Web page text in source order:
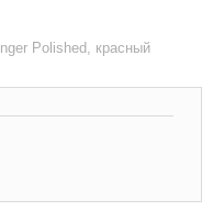
Polished, красный